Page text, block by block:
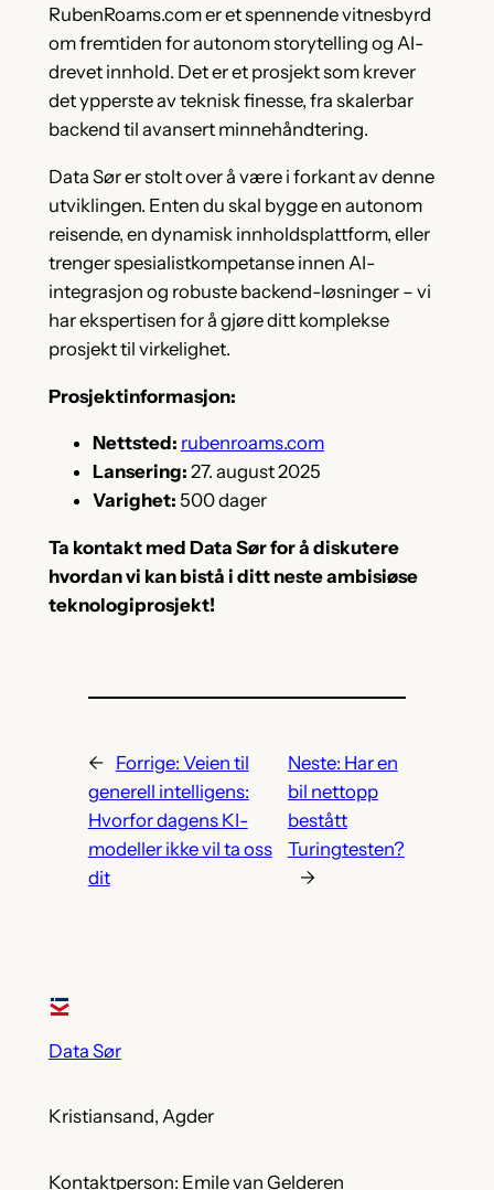
RubenRoams.com er et spennende vitnesbyrd
om fremtiden for autonom storytelling og AI-
drevet innhold. Det er et prosjekt som krever
det ypperste av teknisk finesse, fra skalerbar
backend til avansert minnehåndtering.
Data Sør er stolt over å være i forkant av denne
utviklingen. Enten du skal bygge en autonom
reisende, en dynamisk innholdsplattform, eller
trenger spesialistkompetanse innen AI-
integrasjon og robuste backend-løsninger – vi
har ekspertisen for å gjøre ditt komplekse
prosjekt til virkelighet.
Prosjektinformasjon:
Nettsted: rubenroams.com
Lansering: 27. august 2025
Varighet: 500 dager
Ta kontakt med Data Sør for å diskutere
hvordan vi kan bistå i ditt neste ambisiøse
teknologiprosjekt!
← Forrige: Veien til
generell intelligens:
Hvorfor dagens KI-
modeller ikke vil ta oss
dit
Neste: Har en
bil nettopp
bestått
Turingtesten?
→
Data Sør
Kristiansand, Agder
Kontaktperson: Emile van Gelderen